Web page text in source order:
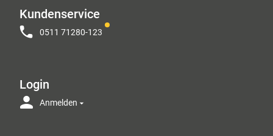
Kundenservice
0511 71280-123
Login
Anmelden